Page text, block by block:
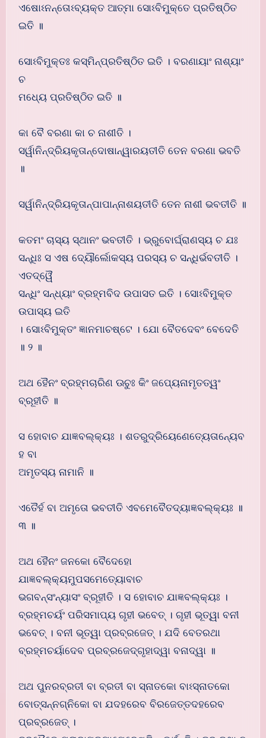
ଏଷୋଽନନ୍ତୋଽବ୍ୟକ୍ତ ଆତ୍ମା ସୋଽବିମୁକ୍ତେ ପ୍ରତିଷ୍ଠିତ
ଇତି ॥
ସୋଽବିମୁକ୍ତଃ କସ୍ମିନ୍ପ୍ରତିଷ୍ଠିତ ଇତି । ବରଣାୟାଂ ନାଶ୍ୟାଂ
ଚ
ମଧ୍ୟେ ପ୍ରତିଷ୍ଠିତ ଇତି ॥
କା ବୈ ବରଣା କା ଚ ନାଶୀତି ।
ସର୍ୱାନିନ୍ଦ୍ରିୟକୃତାନ୍ଦୋଷାନ୍ୱାରୟତୀତି ତେନ ବରଣା ଭବତି
॥
ସର୍ୱାନିନ୍ଦ୍ରିୟକୃତାନ୍ପାପାନ୍ନାଶୟତୀତି ତେନ ନାଶୀ ଭବତୀତି ॥
କତମଂ ଚାସ୍ୟ ସ୍ଥାନଂ ଭବତୀତି । ଭ୍ରୁବୋର୍ଘ୍ରାଣସ୍ୟ ଚ ଯଃ
ସନ୍ଧିଃ ସ ଏଷ ଦ୍ୟୌର୍ଲୋକସ୍ୟ ପରସ୍ୟ ଚ ସନ୍ଧିର୍ଭବତୀତି ।
ଏତଦ୍ୱୈ
ସନ୍ଧିଂ ସନ୍ଧ୍ୟାଂ ବ୍ରହ୍ମବିଦ ଉପାସତ ଇତି । ସୋଽବିମୁକ୍ତ
ଉପାସ୍ୟ ଇତି
। ସୋଽବିମୁକ୍ତଂ ଜ୍ଞାନମାଚଷ୍ଟେ । ଯୋ ବୈତଦେବଂ ବେଦେତି
॥ ୨ ॥
ଅଥ ହୈନଂ ବ୍ରହ୍ମଚାରିଣ ଊଚୁଃ କିଂ ଜପ୍ୟେନାମୃତତ୍ୱଂ
ବ୍ରୂହୀତି ॥
ସ ହୋବାଚ ଯାଜ୍ଞବଲ୍କ୍ୟଃ । ଶତରୁଦ୍ରିୟେଣେତ୍ୟେତାନ୍ୟେବ
ହ ବା
ଅମୃତସ୍ୟ ନାମାନି ॥
ଏତୈର୍ହ ବା ଅମୃତୋ ଭବତୀତି ଏବମେବୈତଦ୍ୟାଜ୍ଞବଲ୍କ୍ୟଃ ॥
୩ ॥
ଅଥ ହୈନଂ ଜନକୋ ବୈଦେହୋ
ଯାଜ୍ଞବଲ୍କ୍ୟମୁପସମେତ୍ୟୋବାଚ
ଭଗବନ୍ସଂନ୍ୟାସଂ ବ୍ରୂହୀତି । ସ ହୋବାଚ ଯାଜ୍ଞବଲ୍କ୍ୟଃ ।
ବ୍ରହ୍ମଚର୍ୟଂ ପରିସମାପ୍ୟ ଗୃହୀ ଭବେତ୍ । ଗୃହୀ ଭୂତ୍ୱା ବନୀ
ଭବେତ୍ । ବନୀ ଭୂତ୍ୱା ପ୍ରବ୍ରଜେତ୍ । ଯଦି ବେତରଥା
ବ୍ରହ୍ମଚର୍ୟାଦେବ ପ୍ରବ୍ରଜେଦ୍ଗୃହାଦ୍ୱା ବନାଦ୍ୱା ॥
ଅଥ ପୁନରବ୍ରତୀ ବା ବ୍ରତୀ ବା ସ୍ନାତକୋ ବାଽସ୍ନାତକୋ
ବୋତ୍ସନ୍ନଗ୍ନିକୋ ବା ଯଦହରେବ ବିରଜେତ୍ତଦହରେବ
ପ୍ରବ୍ରଜେତ୍ ।